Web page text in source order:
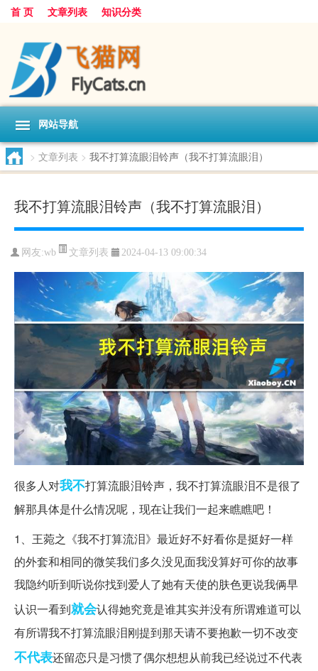
首 页 文章列表 知识分类
网站导航
> 文章列表 > 我不打算流眼泪铃声（我不打算流眼泪）
我不打算流眼泪铃声（我不打算流眼泪）
网友:wb 文章列表 2024-04-13 09:00:34
很多人对我不打算流眼泪铃声，我不打算流眼泪不是很了
解那具体是什么情况呢，现在让我们一起来瞧瞧吧！
1、王菀之《我不打算流泪》最近好不好看你是挺好一样
的外套和相同的微笑我们多久没见面我没算好可你的故事
我隐约听到听说你找到爱人了她有天使的肤色更说我俩早
认识一看到就会认得她究竟是谁其实并没有所谓难道可以
有所谓我不打算流眼泪刚提到那天请不要抱歉一切不改变
不代表还留恋只是习惯了偶尔想想从前我已经说过不代表